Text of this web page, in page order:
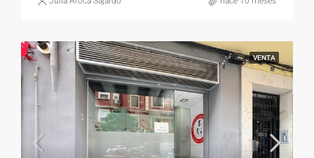
VENTA